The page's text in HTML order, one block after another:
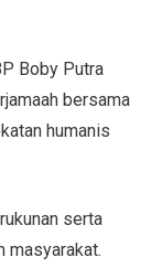
Boby Putra
bersama
humanis
serta
masyarakat.